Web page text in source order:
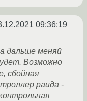
09:36:19
дальше меняй
Возможно
сбойная
раида -